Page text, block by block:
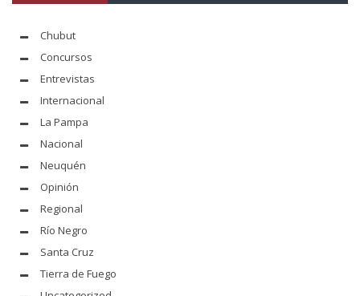
Chubut
Concursos
Entrevistas
Internacional
La Pampa
Nacional
Neuquén
Opinión
Regional
Río Negro
Santa Cruz
Tierra de Fuego